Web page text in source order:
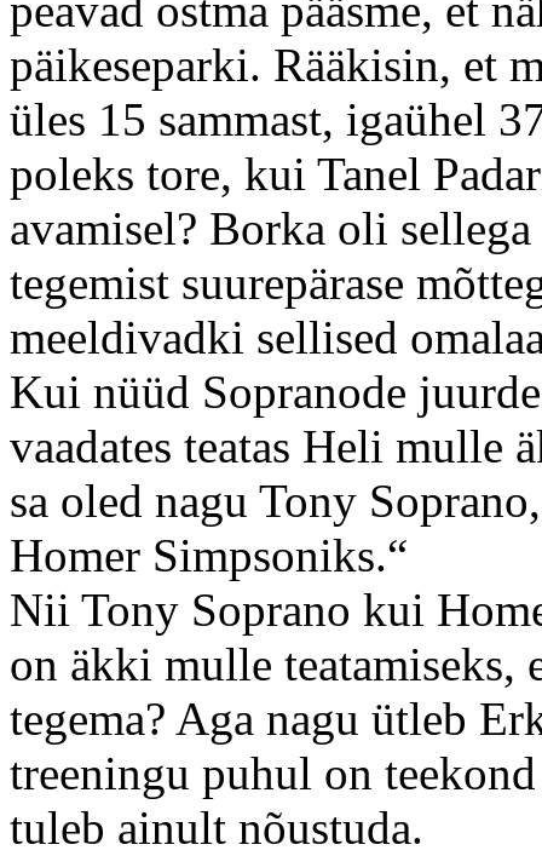
peavad ostma pääsme, et
päikeseparki. Rääkisin, et
üles 15 sammast, igaühel
poleks tore, kui Tanel
avamisel? Borka oli
tegemist suurepärase
meeldivadki sellised
Kui nüüd Sopranode
vaadates teatas Heli mulle
sa oled nagu Tony
Homer Simpsoniks.“
Nii Tony Soprano kui
on äkki mulle teatamiseks,
tegema? Aga nagu ütleb
treeningu puhul on
tuleb ainult nõustuda.